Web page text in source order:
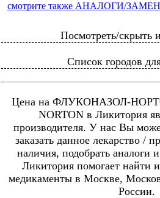
смотрите также АНАЛОГИ/
Посмотреть/скрыть
Список городов
Цена на ФЛУКОНАЗОЛ-
NORTON в Ликитория
производителя. У нас Вы
заказать данное лекарство /
наличия, подобрать аналоги
Ликитория помогает найти
медикаменты в Москве,
России.